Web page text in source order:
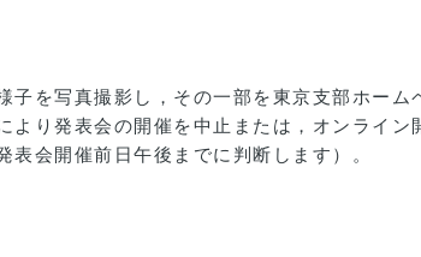
子を写真撮影し，その一部を東京支部ホー
より発表会の開催を中止または，オンライ
表会開催前日午後までに判断します）。